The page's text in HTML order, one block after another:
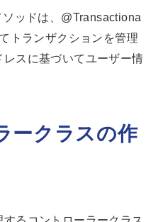
ッドは、@Transactiona
トランザクションを管理
スに基づいてユーザー情
ークラスの作